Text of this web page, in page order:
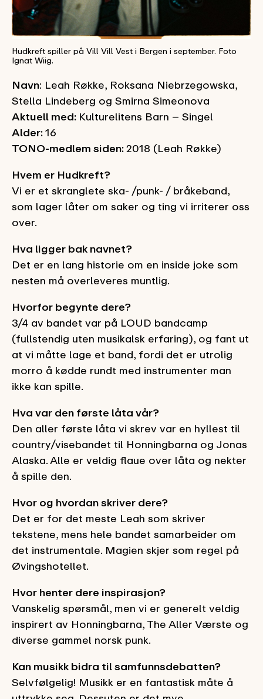
Hudkreft spiller på Vill Vill Vest i Bergen i september. Foto
Ignat Wiig.
Navn: Leah Røkke, Roksana Niebrzegowska,
Stella Lindeberg og Smirna Simeonova
Aktuell med: Kulturelitens Barn – Singel
Alder:16
TONO-medlem siden:2018 (Leah Røkke)
Hvem er Hudkreft?
Vi er et skranglete ska- /punk- / bråkeband,
som lager låter om saker og ting vi irriterer oss
over.
Hva ligger bak navnet?
Det er en lang historie om en inside joke som
nesten må overleveres muntlig.
Hvorfor begynte dere?
3/4 av bandet var på LOUD bandcamp
(fullstendig uten musikalsk erfaring), og fant ut
at vi måtte lage et band, fordi det er utrolig
morro å kødde rundt med instrumenter man
ikke kan spille.
Hva var den første låta vår?
Den aller første låta vi skrev var en hyllest til
country/visebandet til Honningbarna og Jonas
Alaska. Alle er veldig flaue over låta og nekter
å spille den.
Hvor og hvordan skriver dere?
Det er for det meste Leah som skriver
tekstene, mens hele bandet samarbeider om
det instrumentale. Magien skjer som regel på
Øvingshotellet.
Hvor henter dere inspirasjon?
Vanskelig spørsmål, men vi er generelt veldig
inspirert av Honningbarna, The Aller Værste og
diverse gammel norsk punk.
Kan musikk bidra til samfunnsdebatten?
Selvfølgelig! Musikk er en fantastisk måte å